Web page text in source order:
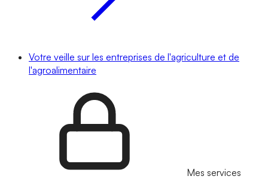
Votre veille sur les entreprises de l'agriculture et de
l'agroalimentaire
Mes services